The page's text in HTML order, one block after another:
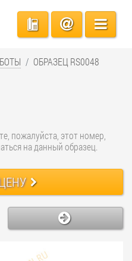
ОБРАЗЕЦ RS0048
пожалуйста, этот номер,
на данный образец.